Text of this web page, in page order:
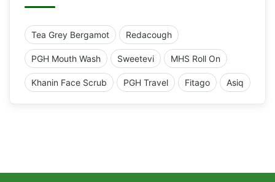
Tea Grey Bergamot Redacough
PGH Mouth Wash Sweetevi MHS Roll On
Khanin Face Scrub PGH Travel Fitago Asiq